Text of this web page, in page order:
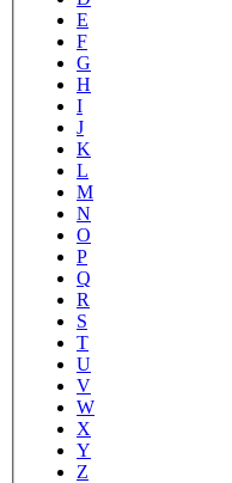
E
F
G
H
I
J
K
L
M
N
O
P
Q
R
S
T
U
V
W
X
Y
Z